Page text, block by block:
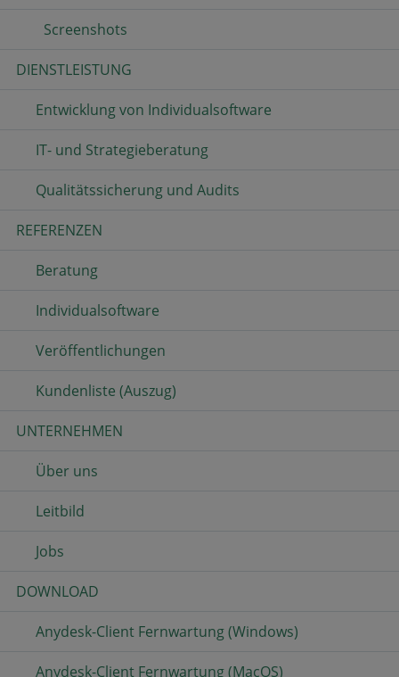
Screenshots
DIENSTLEISTUNG
Entwicklung von Individualsoftware
IT- und Strategieberatung
Qualitätssicherung und Audits
REFERENZEN
Beratung
Individualsoftware
Veröffentlichungen
Kundenliste (Auszug)
UNTERNEHMEN
Über uns
Leitbild
Jobs
DOWNLOAD
Anydesk-Client Fernwartung (Windows)
Anydesk-Client Fernwartung (MacOS)